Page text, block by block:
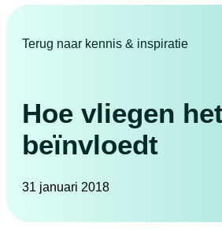
Terug naar kennis & inspiratie
Hoe vliegen
beïnvloedt
31 januari 2018